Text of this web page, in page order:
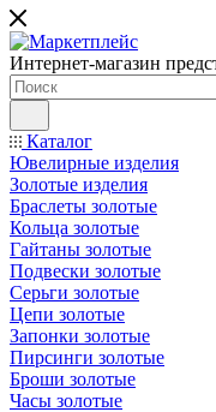
Интернет-магазин
Каталог
Ювелирные изделия
Золотые изделия
Браслеты золотые
Кольца золотые
Гайтаны золотые
Подвески золотые
Серьги золотые
Цепи золотые
Запонки золотые
Пирсинги золотые
Броши золотые
Часы золотые